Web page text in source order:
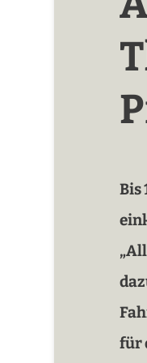
Bis
für